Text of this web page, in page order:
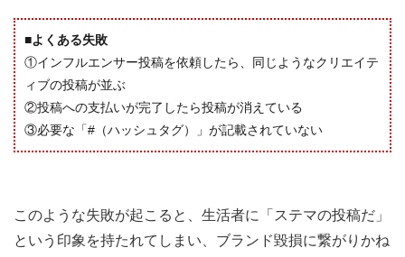
■よくある失敗
①インフルエンサー投稿を依頼したら、同じようなクリエイテ
ィブの投稿が並ぶ
②投稿への支払いが完了したら投稿が消えている
③必要な「#（ハッシュタグ）」が記載されていない
このような失敗が起こると、生活者に「ステマの投稿だ」
という印象を持たれてしまい、ブランド毀損に繋がりかね